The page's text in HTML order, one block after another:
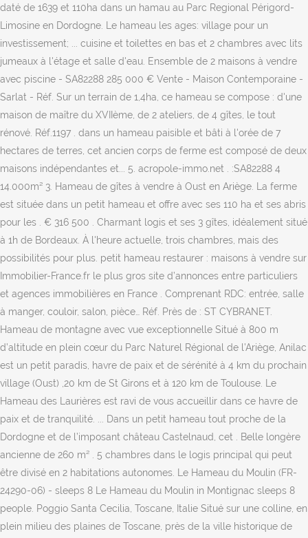
daté de 1639 et 110ha dans un hamau au Parc Regional Périgord-
Limosine en Dordogne. Le hameau les ages: village pour un
investissement; ... cuisine et toilettes en bas et 2 chambres avec lits
jumeaux à l'étage et salle d'eau. Ensemble de 2 maisons à vendre
avec piscine - SA82288 285 000 € Vente - Maison Contemporaine -
Sarlat - Réf. Sur un terrain de 1,4ha, ce hameau se compose : d'une
maison de maître du XVIIème, de 2 ateliers, de 4 gîtes, le tout
rénové. Réf.1197 . dans un hameau paisible et bâti à l'orée de 7
hectares de terres, cet ancien corps de ferme est composé de deux
maisons indépendantes et... 5. acropole-immo.net . :SA82288 4
14.000m² 3. Hameau de gîtes à vendre à Oust en Ariège. La ferme
est située dans un petit hameau et offre avec ses 110 ha et ses abris
pour les . € 316 500 . Charmant logis et ses 3 gîtes, idéalement situé
à 1h de Bordeaux. À l'heure actuelle, trois chambres, mais des
possibilités pour plus. petit hameau restaurer : maisons à vendre sur
Immobilier-France.fr le plus gros site d’annonces entre particuliers
et agences immobilières en France . Comprenant RDC: entrée, salle
à manger, couloir, salon, pièce… Réf. Près de : ST CYBRANET.
Hameau de montagne avec vue exceptionnelle Situé à 800 m
d’altitude en plein cœur du Parc Naturel Régional de l’Ariège, Anilac
est un petit paradis, havre de paix et de sérénité à 4 km du prochain
village (Oust) ,20 km de St Girons et à 120 km de Toulouse. Le
Hameau des Laurières est ravi de vous accueillir dans ce havre de
paix et de tranquilité. ... Dans un petit hameau tout proche de la
Dordogne et de l’imposant château Castelnaud, cet . Belle longère
ancienne de 260 m² . 5 chambres dans le logis principal qui peut
être divisé en 2 habitations autonomes. Le Hameau du Moulin (FR-
24290-06) - sleeps 8 Le Hameau du Moulin in Montignac sleeps 8
people. Poggio Santa Cecilia, Toscane, Italie Situé sur une colline, en
plein milieu des plaines de Toscane, près de la ville historique de